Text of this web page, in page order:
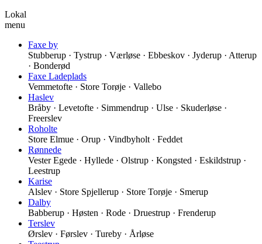
Lokal
menu
Faxe by
Stubberup · Tystrup · Værløse · Ebbeskov · Jyderup · Atterup
· Bonderød
Faxe Ladeplads
Vemmetofte · Store Torøje · Vallebo
Haslev
Bråby · Levetofte · Simmendrup · Ulse · Skuderløse ·
Freerslev
Roholte
Store Elmue · Orup · Vindbyholt · Feddet
Rønnede
Vester Egede · Hyllede · Olstrup · Kongsted · Eskildstrup ·
Leestrup
Karise
Alslev · Store Spjellerup · Store Torøje · Smerup
Dalby
Babberup · Høsten · Rode · Druestrup · Frenderup
Terslev
Ørslev · Førslev · Tureby · Årløse